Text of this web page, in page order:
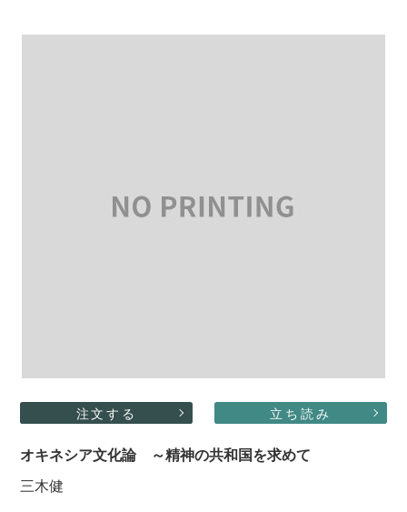
注文する 立ち読み
オキネシア文化論 ～精神の共和国を求めて
三木健